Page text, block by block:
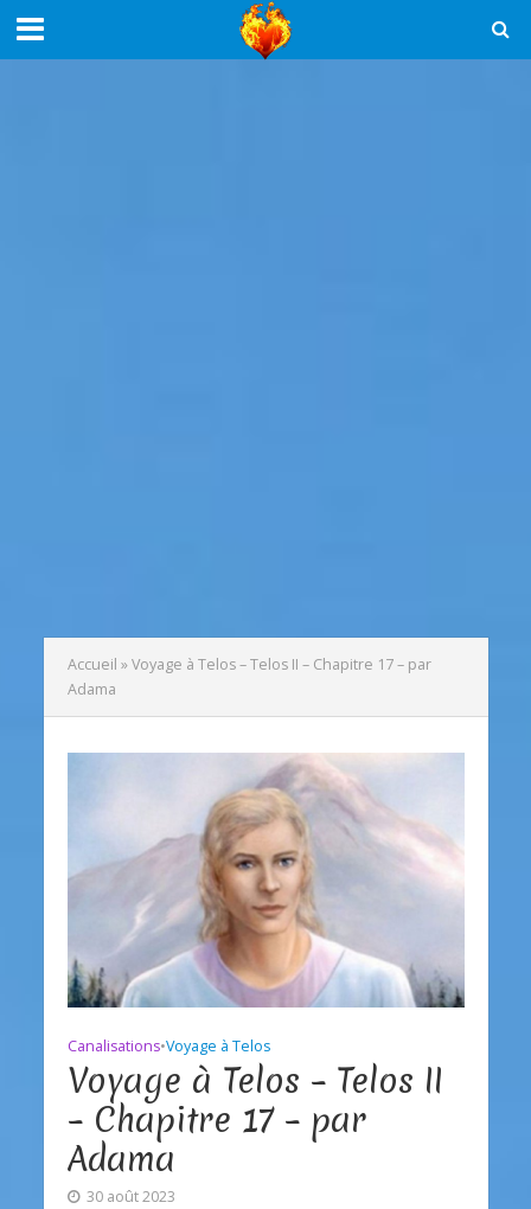
Accueil »Voyage à Telos – Telos II – Chapitre 17 – par
Adama
Canalisations•Voyage à Telos
Voyage à Telos – Telos II
– Chapitre 17 – par
Adama
30 août 2023